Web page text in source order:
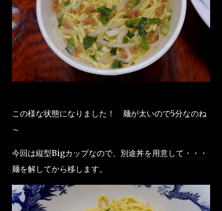
この様な状態になりました！ 麺が太いので5分なのね
～
今回は縦型Bigカップなので、別途丼を用意して・・・
麺を解してから移します。